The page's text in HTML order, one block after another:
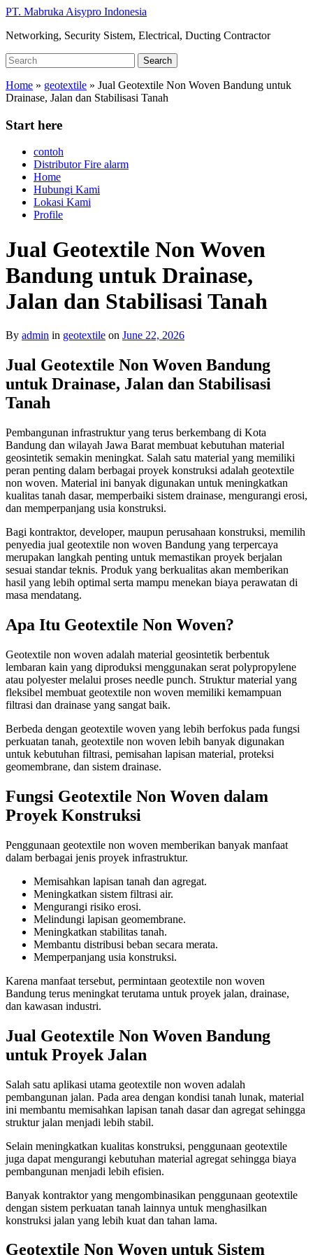
Skip
main
PT. Mabruka Aisypro Indonesia
Networking, Security Sistem, Electrical, Ducting Contractor
Search
for:
Search
Home » geotextile » Jual Geotextile Non Woven Bandung untuk
Drainase, Jalan dan Stabilisasi Tanah
Start here
contoh
Distributor Fire alarm
Home
Hubungi Kami
Lokasi Kami
Profile
Jual Geotextile Non Woven
Bandung untuk Drainase,
Jalan dan Stabilisasi Tanah
By admin in geotextile on June 22, 2026
Jual Geotextile Non Woven Bandung
untuk Drainase, Jalan dan Stabilisasi
Tanah
Pembangunan infrastruktur yang terus berkembang di Kota
Bandung dan wilayah Jawa Barat membuat kebutuhan material
geosintetik semakin meningkat. Salah satu material yang memiliki
peran penting dalam berbagai proyek konstruksi adalah geotextile
non woven. Material ini banyak digunakan untuk meningkatkan
kualitas tanah dasar, memperbaiki sistem drainase, mengurangi erosi,
dan memperpanjang usia konstruksi.
Bagi kontraktor, developer, maupun perusahaan konstruksi, memilih
penyedia jual geotextile non woven Bandung yang terpercaya
merupakan langkah penting untuk memastikan proyek berjalan
sesuai standar teknis. Produk yang berkualitas akan memberikan
hasil yang lebih optimal serta mampu menekan biaya perawatan di
masa mendatang.
Apa Itu Geotextile Non Woven?
Geotextile non woven adalah material geosintetik berbentuk
lembaran kain yang diproduksi menggunakan serat polypropylene
atau polyester melalui proses needle punch. Struktur material yang
fleksibel membuat geotextile non woven memiliki kemampuan
filtrasi dan drainase yang sangat baik.
Berbeda dengan geotextile woven yang lebih berfokus pada fungsi
perkuatan tanah, geotextile non woven lebih banyak digunakan
untuk kebutuhan filtrasi, pemisahan lapisan material, proteksi
geomembrane, dan sistem drainase.
Fungsi Geotextile Non Woven dalam
Proyek Konstruksi
Penggunaan geotextile non woven memberikan banyak manfaat
dalam berbagai jenis proyek infrastruktur.
Memisahkan lapisan tanah dan agregat.
Meningkatkan sistem filtrasi air.
Mengurangi risiko erosi.
Melindungi lapisan geomembrane.
Meningkatkan stabilitas tanah.
Membantu distribusi beban secara merata.
Memperpanjang usia konstruksi.
Karena manfaat tersebut, permintaan geotextile non woven
Bandung terus meningkat terutama untuk proyek jalan, drainase,
dan kawasan industri.
Jual Geotextile Non Woven Bandung
untuk Proyek Jalan
Salah satu aplikasi utama geotextile non woven adalah
pembangunan jalan. Pada area dengan kondisi tanah lunak, material
ini membantu memisahkan lapisan tanah dasar dan agregat sehingga
struktur jalan menjadi lebih stabil.
Selain meningkatkan kualitas konstruksi, penggunaan geotextile
juga dapat mengurangi kebutuhan material agregat sehingga biaya
pembangunan menjadi lebih efisien.
Banyak kontraktor yang mengombinasikan penggunaan geotextile
dengan sistem perkuatan tanah lainnya untuk menghasilkan
konstruksi jalan yang lebih kuat dan tahan lama.
Geotextile Non Woven untuk Sistem